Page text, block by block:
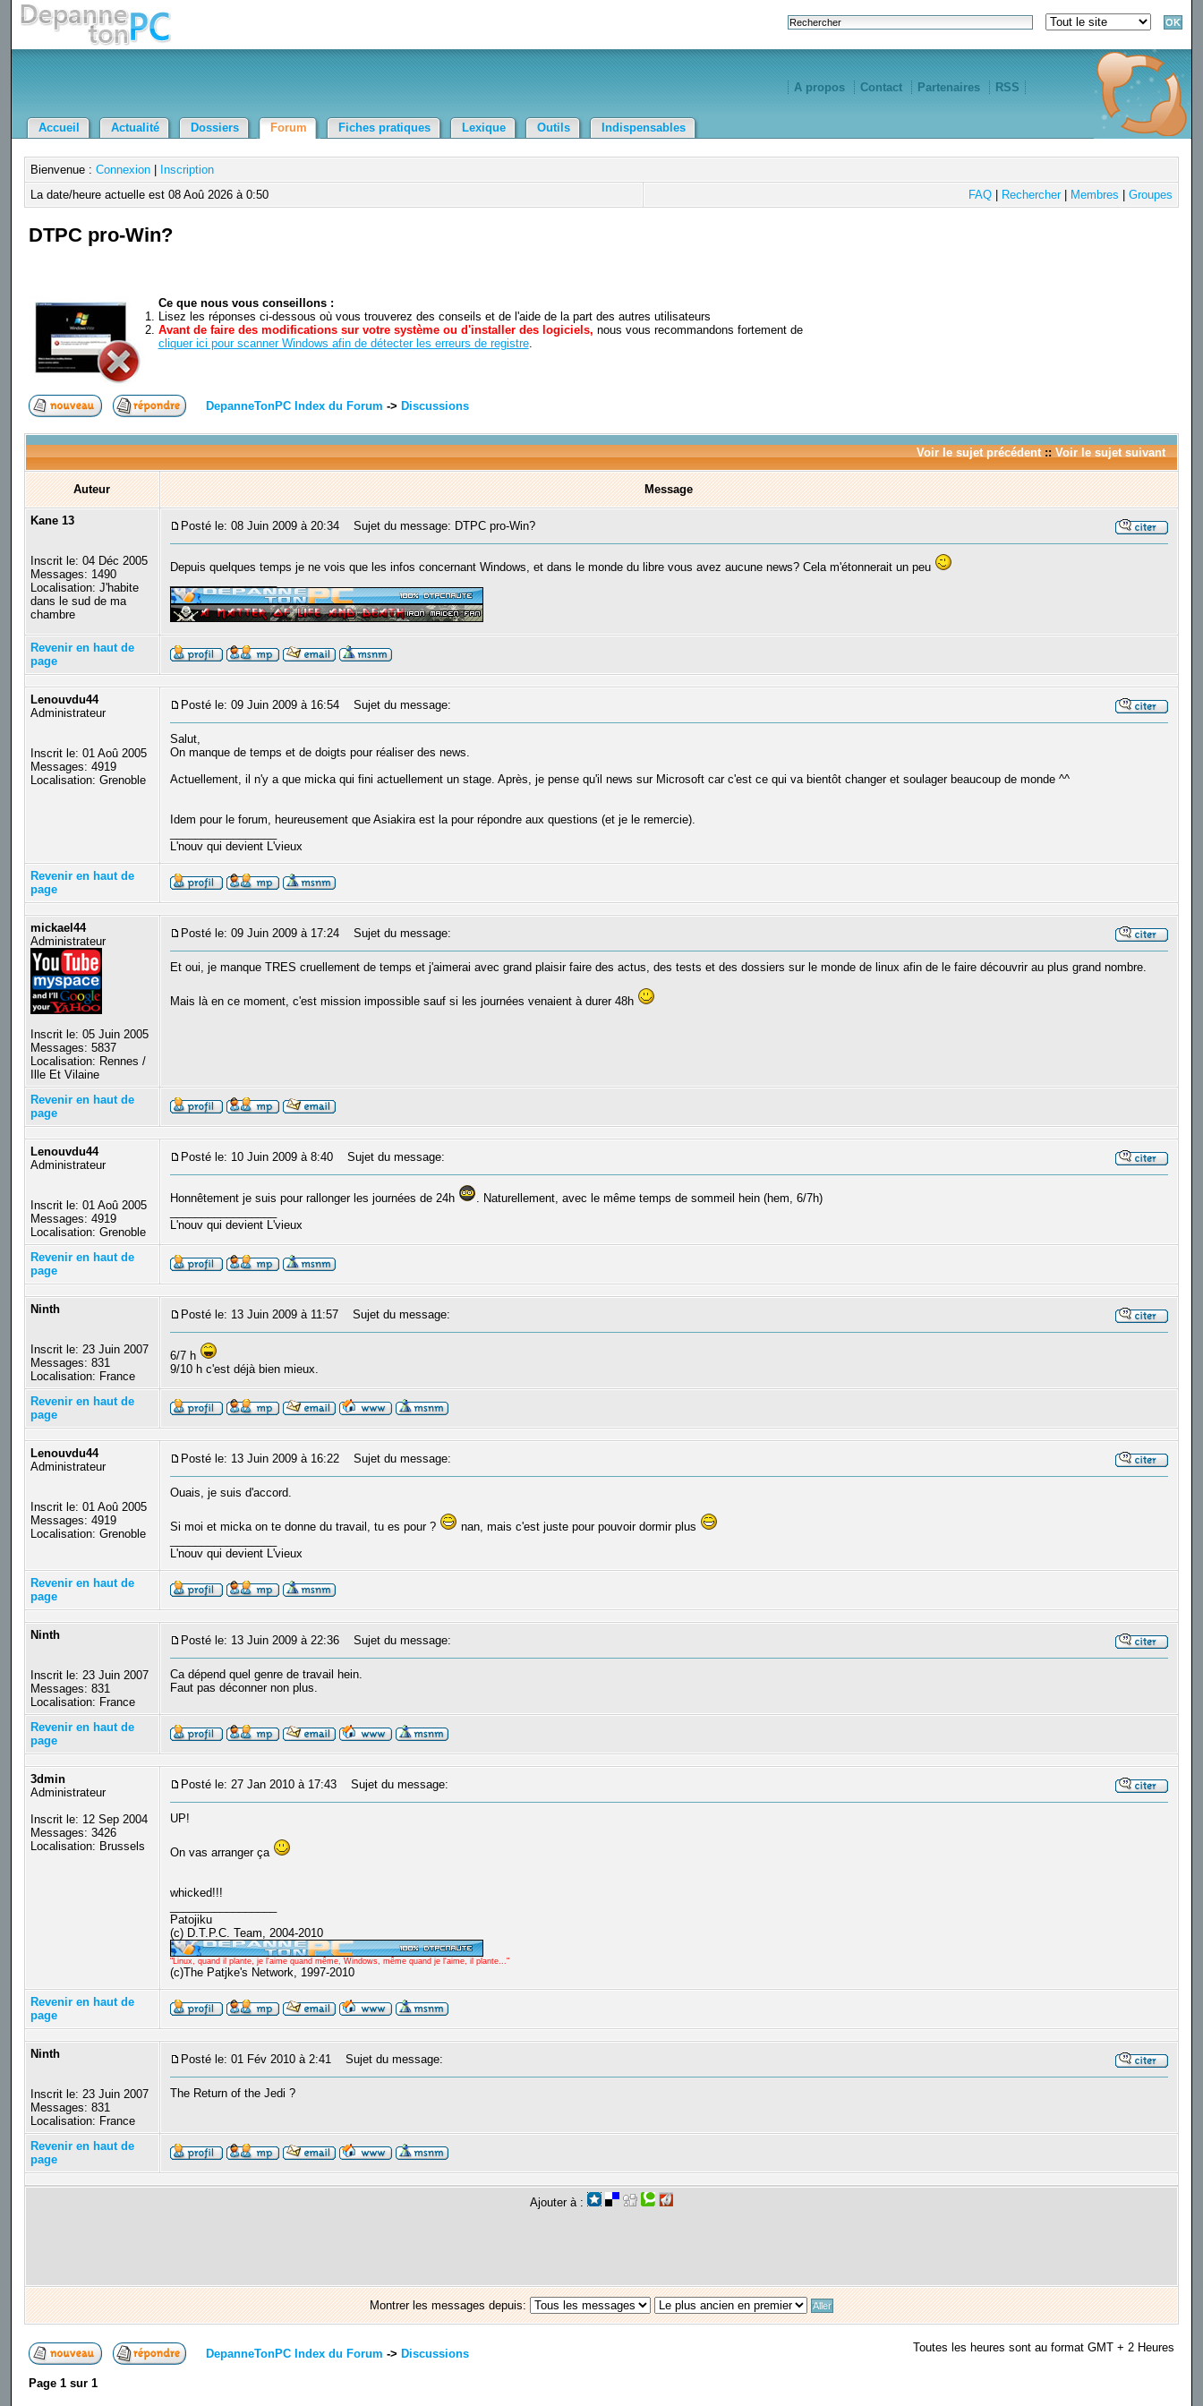
A propos Contact Partenaires RSS
Accueil Actualité Dossiers Forum Fiches pratiques Lexique Outils Indispensables
Bienvenue : Connexion|
Inscription
La date/heure actuelle est 08 Aoû 2026 à 0:50
FAQ| Rechercher| Membres Groupes
DTPC pro-Win?
Ce que nous vous conseillons :
Lisez les réponses ci-dessous où vous trouverez des conseils et de l'aide de la part des autres utilisateurs
Avant de faire des modifications sur votre système ou d'installer des logiciels, nous vous recommandons fortement de
cliquer ici pour scanner Windows afin de détecter les erreurs de registre.
DepanneTonPC Index du Forum -> Discussions
Voir le sujet précédent:: Voir le sujet suivant
Auteur Message
Kane 13
Inscrit le: 04 Déc 2005
Messages: 1490
Localisation: J'habite
dans le sud de ma
chambre
Posté le: 08 Juin 2009 à 20:34 Sujet du message: DTPC pro-Win?
Depuis quelques temps je ne vois que les infos concernant Windows, et dans le monde du libre vous avez aucune news? Cela m'étonnerait un peu
Revenir en haut de
page
Lenouvdu44
Administrateur
Inscrit le: 01 Aoû 2005
Messages: 4919
Localisation: Grenoble
Posté le: 09 Juin 2009 à 16:54 Sujet du message:
Salut,
On manque de temps et de doigts pour réaliser des news.
Actuellement, il n'y a que micka qui fini actuellement un stage. Après, je pense qu'il news sur Microsoft car c'est ce qui va bientôt changer et soulager beaucoup de monde ^^
Idem pour le forum, heureusement que Asiakira est la pour répondre aux questions (et je le remercie).
L'nouv qui devient L'vieux
Revenir en haut de
page
mickael44
Administrateur
Inscrit le: 05 Juin 2005
Messages: 5837
Localisation: Rennes /
Ille Et Vilaine
Posté le: 09 Juin 2009 à 17:24 Sujet du message:
Et oui, je manque TRES cruellement de temps et j'aimerai avec grand plaisir faire des actus, des tests et des dossiers sur le monde de linux afin de le faire découvrir au plus grand nombre.
Mais là en ce moment, c'est mission impossible sauf si les journées venaient à durer 48h
Revenir en haut de
page
Lenouvdu44
Administrateur
Inscrit le: 01 Aoû 2005
Messages: 4919
Localisation: Grenoble
Posté le: 10 Juin 2009 à 8:40 Sujet du message:
Honnêtement je suis pour rallonger les journées de 24h
. Naturellement, avec le même temps de sommeil hein (hem, 6/7h)
L'nouv qui devient L'vieux
Revenir en haut de
page
Ninth
Inscrit le: 23 Juin 2007
Messages: 831
Localisation: France
Posté le: 13 Juin 2009 à 11:57 Sujet du message:
6/7 h
9/10 h c'est déjà bien mieux.
Revenir en haut de
page
Lenouvdu44
Administrateur
Inscrit le: 01 Aoû 2005
Messages: 4919
Localisation: Grenoble
Posté le: 13 Juin 2009 à 16:22 Sujet du message:
Ouais, je suis d'accord.
Si moi et micka on te donne du travail, tu es pour ?
nan, mais c'est juste pour pouvoir dormir plus
L'nouv qui devient L'vieux
Revenir en haut de
page
Ninth
Inscrit le: 23 Juin 2007
Messages: 831
Localisation: France
Posté le: 13 Juin 2009 à 22:36 Sujet du message:
Ca dépend quel genre de travail hein.
Faut pas déconner non plus.
Revenir en haut de
page
3dmin
Administrateur
Inscrit le: 12 Sep 2004
Messages: 3426
Localisation: Brussels
Posté le: 27 Jan 2010 à 17:43 Sujet du message:
UP!
On vas arranger ça
whicked!!!
Patojiku
(c) D.T.P.C. Team, 2004-2010
"Linux, quand il plante, je l'aime quand même, Windows, même quand je l'aime, il plante..."
(c)The Patjke's Network, 1997-2010
Revenir en haut de
page
Ninth
Inscrit le: 23 Juin 2007
Messages: 831
Localisation: France
Posté le: 01 Fév 2010 à 2:41 Sujet du message:
The Return of the Jedi ?
Revenir en haut de
page
Ajouter à :
Montrer les messages depuis:
DepanneTonPC Index du Forum -> Discussions Toutes les heures sont au format GMT + 2 Heures
Page 1sur 1